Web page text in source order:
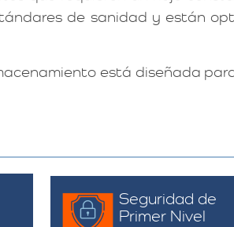
de sanidad y están
está diseñada
Seguridad de
Primer Nivel